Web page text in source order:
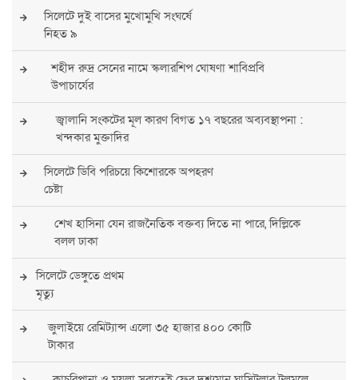
সিলেটে দুই বাসের মুখোমুখি সংঘর্ষে
নিহত ৯
শহীদ রুদ্র সেনের নামে স্কলারশিপ ঘোষণা শাবিপ্রবি
উপাচার্যের
জ্বালানি সংকটের মূল কারণ বিগত ১৭ বছরের অব্যবস্থাপনা :
খন্দকার মুক্তাদির
সিলেটে ডিবি পরিচয়ে কিশোরকে অপহরণ
চেষ্টা
শেখ হাসিনা যেন রাজনৈতিক বক্তব্য দিতে না পারে, দিল্লিকে
বলল ঢাকা
সিলেটে ডেঙ্গুতে প্রথম
মৃত্যু
জুলাইয়ে রেমিট্যান্স এলো ৩৫ হাজার ৪০০ কোটি
টাকার